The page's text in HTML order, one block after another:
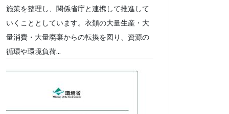
施策を整理し、関係省庁と連携して推進して
いくこととしています。衣類の大量生産・大
量消費・大量廃棄からの転換を図り、資源の
循環や環境負荷...